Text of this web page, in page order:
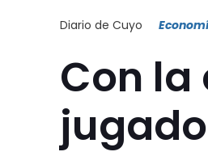
Diario de Cuyo
Con la